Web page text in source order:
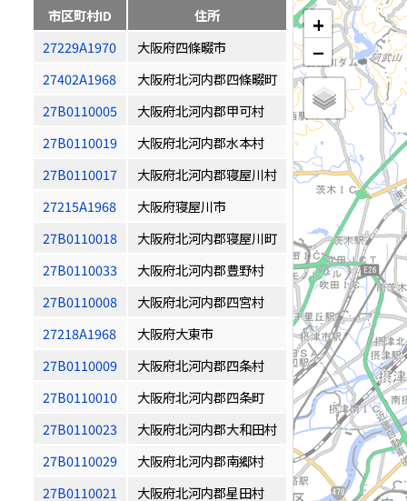
市区町村ID
住所
27229A1970
大阪府四條畷市
27402A1968
大阪府北河内郡四條畷町
27B0110005
大阪府北河内郡甲可村
27B0110019
大阪府北河内郡水本村
27B0110017
大阪府北河内郡寝屋川村
27215A1968
大阪府寝屋川市
27B0110018
大阪府北河内郡寝屋川町
27B0110033
大阪府北河内郡豊野村
27B0110008
大阪府北河内郡四宮村
27218A1968
大阪府大東市
27B0110009
大阪府北河内郡四条村
27B0110010
大阪府北河内郡四条町
27B0110023
大阪府北河内郡大和田村
27B0110029
大阪府北河内郡南郷村
27B0110021
大阪府北河内郡星田村
+
−